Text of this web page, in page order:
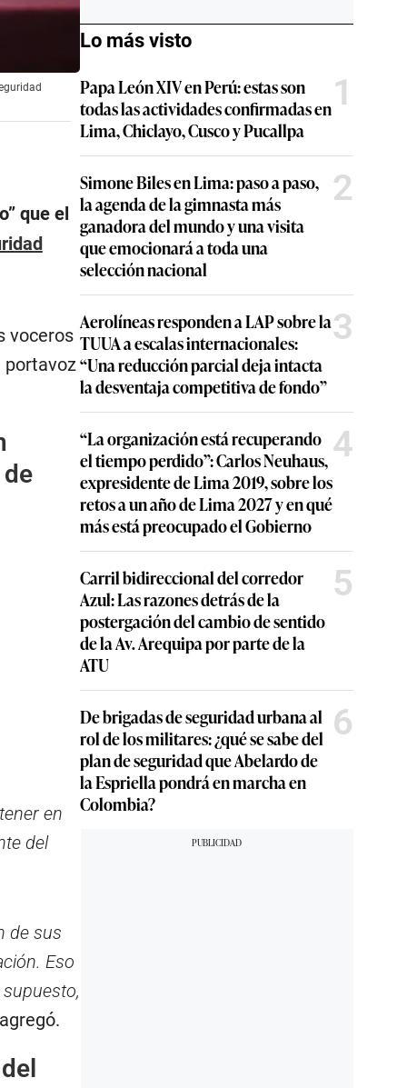
que el
voceros
portavoz
en
del
de sus
Eso
Lo más visto
Papa León XIV en Perú: estas son
todas las actividades confirmadas en
Lima, Chiclayo, Cusco y Pucallpa
1
Simone Biles en Lima: paso a paso,
la agenda de la gimnasta más
ganadora del mundo y una visita
que emocionará a toda una
selección nacional
2
Aerolíneas responden a LAP sobre la
TUUA a escalas internacionales:
“Una reducción parcial deja intacta
la desventaja competitiva de fondo”
3
“La organización está recuperando
el tiempo perdido”: Carlos Neuhaus,
expresidente de Lima 2019, sobre los
retos a un año de Lima 2027 y en qué
más está preocupado el Gobierno
4
Carril bidireccional del corredor
Azul: Las razones detrás de la
postergación del cambio de sentido
de la Av. Arequipa por parte de la
ATU
5
De brigadas de seguridad urbana al
rol de los militares: ¿qué se sabe del
plan de seguridad que Abelardo de
la Espriella pondrá en marcha en
Colombia?
6